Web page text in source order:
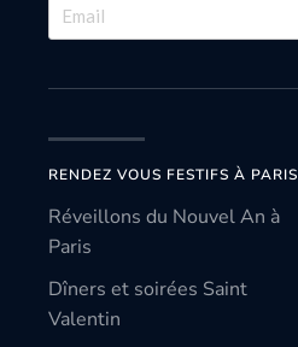
RENDEZ VOUS FESTIFS À PARIS
Réveillons du Nouvel An à
Paris
Dîners et soirées Saint
Valentin